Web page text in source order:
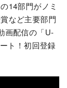
14部門がノミ
など主要部門
画配信の「U-
ト！初回登録